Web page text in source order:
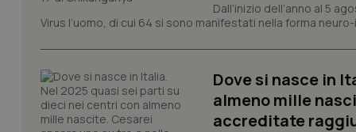
Dall’inizio dell’anno al 5
Virus l’uomo, di cui 64 si sono manifestati nella forma neuro-
Dove si nasce in
almeno mille
accreditate
tracking-sites-
tracking-sites-
session-id
_ga